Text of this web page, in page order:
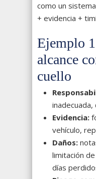
como un
+ evidencia +
Ejemplo
alcance
cuello
Evidencia:
vehículo,
Daños:
limitación
días